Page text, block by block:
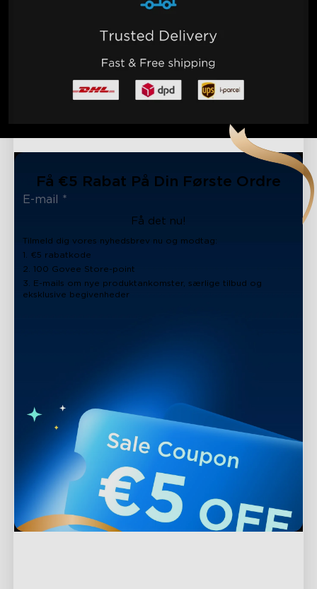
Få €5 Rabat På Din Første Ordre
Få det nu!
Tilmeld dig vores nyhedsbrev nu og modtag:
1. €5 rabatkode
2. 100 Govee Store-point
3. E-mails om nye produktankomster, særlige tilbud og
eksklusive begivenheder